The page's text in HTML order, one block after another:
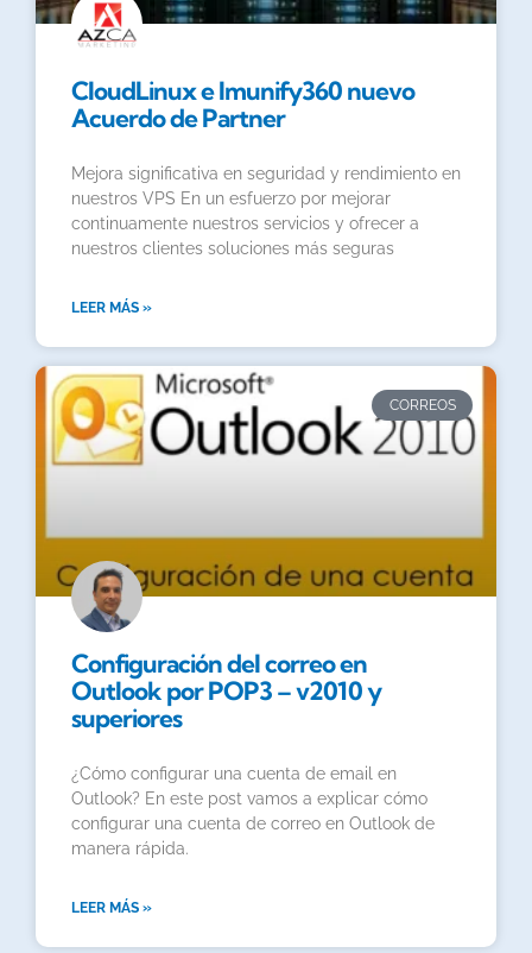
CloudLinux e Imunify360 nuevo
Acuerdo de Partner
Mejora significativa en seguridad y rendimiento en
nuestros VPS En un esfuerzo por mejorar
continuamente nuestros servicios y ofrecer a
nuestros clientes soluciones más seguras
LEER MÁS »
CORREOS
Configuración del correo en
Outlook por POP3 – v2010 y
superiores
¿Cómo configurar una cuenta de email en
Outlook? En este post vamos a explicar cómo
configurar una cuenta de correo en Outlook de
manera rápida.
LEER MÁS »